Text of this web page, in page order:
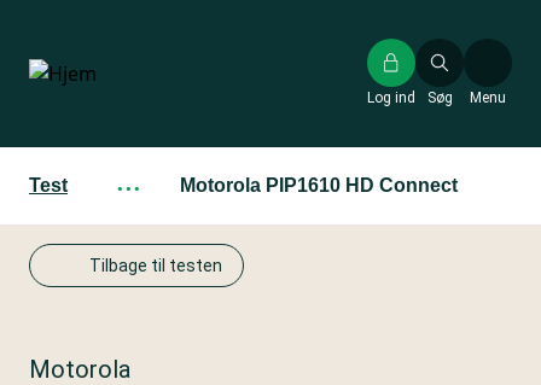
hovedindhold
Søg
Log ind Menu
Test ··· Motorola PIP1610 HD Connect
Tilbage til testen
Motorola